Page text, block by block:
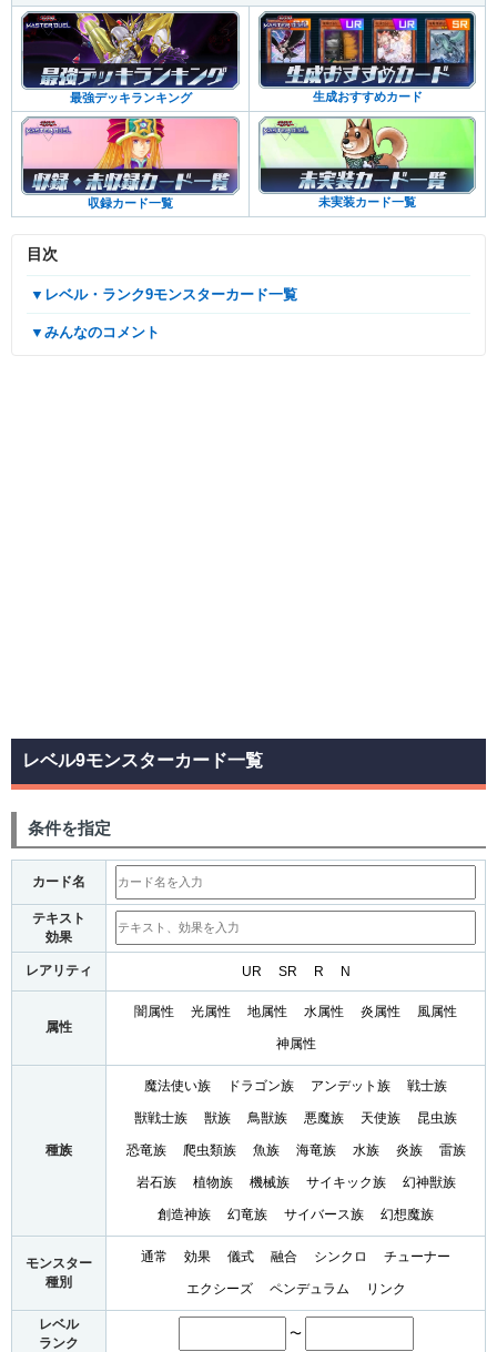
最強デッキランキング 生成おすすめカード
収録カード一覧 未実装カード一覧
目次
▼レベル・ランク9モンスターカード一覧
▼みんなのコメント
レベル9モンスターカード一覧
条件を指定
カード名
テキスト
効果
レアリティ UR SR R N
属性
闇属性 光属性 地属性 水属性 炎属性 風属性
神属性
種族
魔法使い族 ドラゴン族 アンデット族 戦士族
獣戦士族 獣族 鳥獣族 悪魔族 天使族 昆虫族
恐竜族 爬虫類族 魚族 海竜族 水族 炎族 雷族
岩石族 植物族 機械族 サイキック族 幻神獣族
創造神族 幻竜族 サイバース族 幻想魔族
モンスター
種別
通常 効果 儀式 融合 シンクロ チューナー
エクシーズ ペンデュラム リンク
レベル
ランク
〜